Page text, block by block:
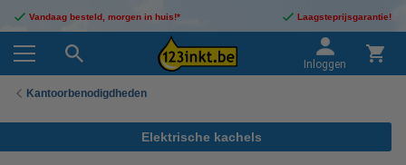
Vandaag besteld, morgen in huis!* Laagsteprijsgarantie!
Inloggen
Kantoorbenodigdheden
Elektrische kachels